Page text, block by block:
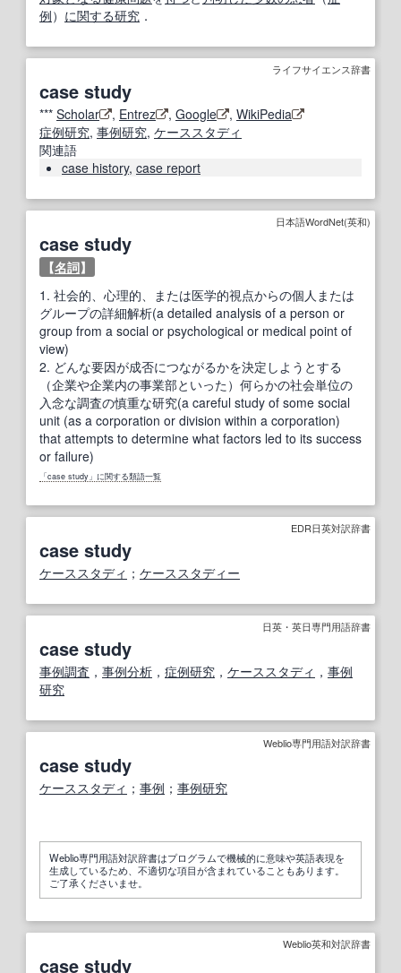
例） に関する研究 ．
ライフサイエンス辞書
case study
*** Scholar , Entrez , Google , WikiPedia
症例研究, 事例研究, ケーススタディ
関連語
case history, case report
日本語WordNet(英和)
case study
【名詞】
1. 社会的、心理的、または医学的視点からの個人または
グループの詳細解析(a detailed analysis of a person or
group from a social or psychological or medical point of
view)
2. どんな要因が成否につながるかを決定しようとする
（企業や企業内の事業部といった）何らかの社会単位の
入念な調査の慎重な研究(a careful study of some social
unit (as a corporation or division within a corporation)
that attempts to determine what factors led to its success
or failure)
「case study」に関する類語一覧
EDR日英対訳辞書
case study
ケーススタディ ； ケーススタディー
日英・英日専門用語辞書
case study
事例調査 ， 事例分析 ， 症例研究 ， ケーススタディ ， 事例
研究
Weblio専門用語対訳辞書
case study
ケーススタディ ； 事例 ； 事例研究
Weblio専門用語対訳辞書はプログラムで機械的に意味や英語表現を
生成しているため、不適切な項目が含まれていることもあります。
ご了承くださいませ。
Weblio英和対訳辞書
case study